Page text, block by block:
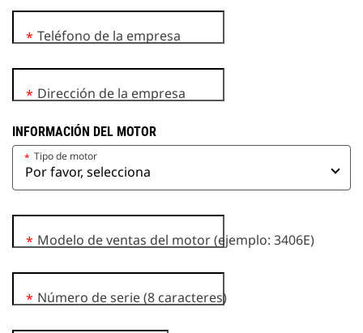
Teléfono de la empresa
*
Dirección de la empresa
*
INFORMACIÓN DEL MOTOR
Tipo de motor
*
Modelo de ventas del motor (ejemplo: 3406E)
*
Número de serie (8 caracteres)
*